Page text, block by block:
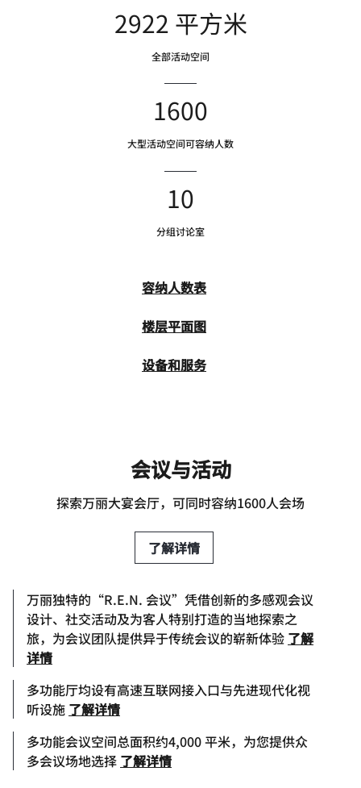
2922 平方米
全部活动空间
1600
大型活动空间可容纳人数
10
分组讨论室
容纳人数表
楼层平面图
设备和服务
会议与活动
探索万丽大宴会厅，可同时容纳1600人会场
了解详情
万丽独特的“R.E.N. 会议”凭借创新的多感观会议
设计、社交活动及为客人特别打造的当地探索之
旅，为会议团队提供异于传统会议的崭新体验 了解
详情
多功能厅均设有高速互联网接入口与先进现代化视
听设施 了解详情
多功能会议空间总面积约4,000 平米，为您提供众
多会议场地选择 了解详情